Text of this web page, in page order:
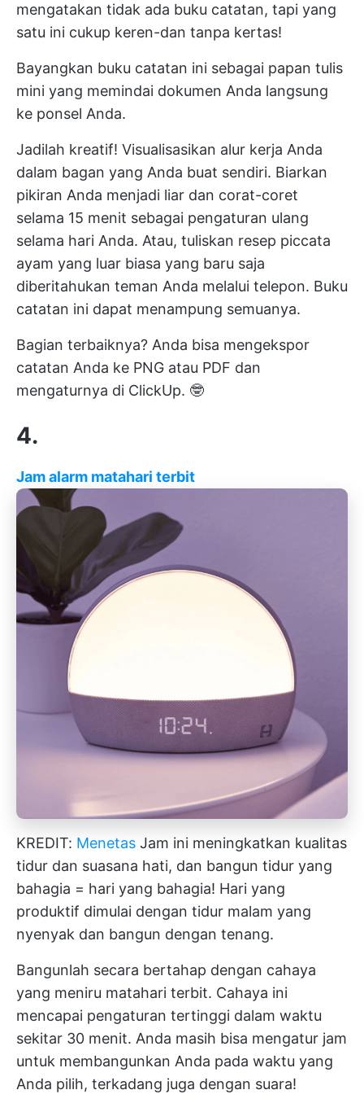
mengatakan tidak ada buku catatan, tapi yang
satu ini cukup keren-dan tanpa kertas!
Bayangkan buku catatan ini sebagai papan tulis
mini yang memindai dokumen Anda langsung
ke ponsel Anda.
Jadilah kreatif! Visualisasikan alur kerja Anda
dalam bagan yang Anda buat sendiri. Biarkan
pikiran Anda menjadi liar dan corat-coret
selama 15 menit sebagai pengaturan ulang
selama hari Anda. Atau, tuliskan resep piccata
ayam yang luar biasa yang baru saja
diberitahukan teman Anda melalui telepon. Buku
catatan ini dapat menampung semuanya.
Bagian terbaiknya? Anda bisa mengekspor
catatan Anda ke PNG atau PDF dan
mengaturnya di ClickUp. 🤓
4.
Jam alarm matahari terbit
KREDIT: Menetas Jam ini meningkatkan kualitas
tidur dan suasana hati, dan bangun tidur yang
bahagia = hari yang bahagia! Hari yang
produktif dimulai dengan tidur malam yang
nyenyak dan bangun dengan tenang.
Bangunlah secara bertahap dengan cahaya
yang meniru matahari terbit. Cahaya ini
mencapai pengaturan tertinggi dalam waktu
sekitar 30 menit. Anda masih bisa mengatur jam
untuk membangunkan Anda pada waktu yang
Anda pilih, terkadang juga dengan suara!